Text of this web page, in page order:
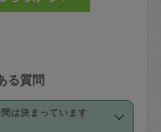
る質問
は決まっています